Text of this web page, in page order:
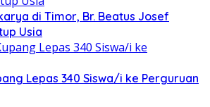
di Timor, Br. Beatus Josef
Usia
Lepas 340 Siswa/i ke Perguruan